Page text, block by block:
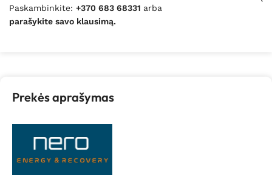
Paskambinkite: +370 683 68331 arba
parašykite savo klausimą.
Prekės aprašymas